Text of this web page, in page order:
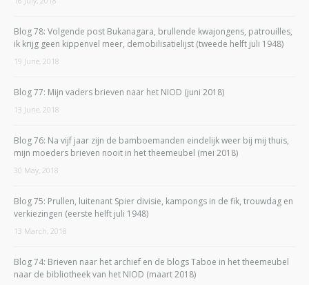
Blog 78: Volgende post Bukanagara, brullende kwajongens, patrouilles,
ik krijg geen kippenvel meer, demobilisatielijst (tweede helft juli 1948)
19 June, 2018
Blog 77: Mijn vaders brieven naar het NIOD (juni 2018)
13 June, 2018
Blog 76: Na vijf jaar zijn de bamboemanden eindelijk weer bij mij thuis,
mijn moeders brieven nooit in het theemeubel (mei 2018)
30 May, 2018
Blog 75: Prullen, luitenant Spier divisie, kampongs in de fik, trouwdag en
verkiezingen (eerste helft juli 1948)
13 March, 2018
Blog 74: Brieven naar het archief en de blogs Taboe in het theemeubel
naar de bibliotheek van het NIOD (maart 2018)